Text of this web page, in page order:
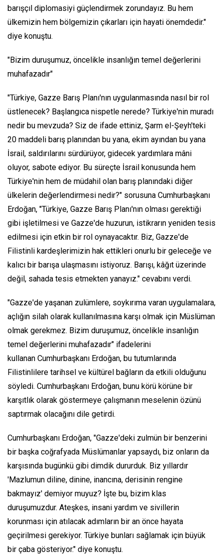
barışçıl diplomasiyi güçlendirmek zorundayız. Bu hem
ülkemizin hem bölgemizin çıkarları için hayati önemdedir."
diye konuştu.
"Bizim duruşumuz, öncelikle insanlığın temel değerlerini
muhafazadır"
"Türkiye, Gazze Barış Planı'nın uygulanmasında nasıl bir rol
üstlenecek? Başlangıca nispetle nerede? Türkiye'nin muradı
nedir bu mevzuda? Siz de ifade ettiniz, Şarm el-Şeyh'teki
20 maddeli barış planından bu yana, ekim ayından bu yana
İsrail, saldırılarını sürdürüyor, gidecek yardımlara mâni
oluyor, sabote ediyor. Bu süreçte İsrail konusunda hem
Türkiye'nin hem de müdahil olan barış planındaki diğer
ülkelerin değerlendirmesi nedir?" sorusuna Cumhurbaşkanı
Erdoğan, "Türkiye, Gazze Barış Planı'nın olması gerektiği
gibi işletilmesi ve Gazze'de huzurun, istikrarın yeniden tesis
edilmesi için etkin bir rol oynayacaktır. Biz, Gazze'de
Filistinli kardeşlerimizin hak ettikleri onurlu bir geleceğe ve
kalıcı bir barışa ulaşmasını istiyoruz. Barışı, kâğıt üzerinde
değil, sahada tesis etmekten yanayız." cevabını verdi.
"Gazze'de yaşanan zulümlere, soykırıma varan uygulamalara,
açlığın silah olarak kullanılmasına karşı olmak için Müslüman
olmak gerekmez. Bizim duruşumuz, öncelikle insanlığın
temel değerlerini muhafazadır" ifadelerini
kullanan Cumhurbaşkanı Erdoğan, bu tutumlarında
Filistinlilere tarihsel ve kültürel bağların da etkili olduğunu
söyledi. Cumhurbaşkanı Erdoğan, bunu körü körüne bir
karşıtlık olarak göstermeye çalışmanın meselenin özünü
saptırmak olacağını dile getirdi.
Cumhurbaşkanı Erdoğan, "Gazze'deki zulmün bir benzerini
bir başka coğrafyada Müslümanlar yapsaydı, biz onların da
karşısında bugünkü gibi dimdik dururduk. Biz yıllardır
'Mazlumun diline, dinine, inancına, derisinin rengine
bakmayız' demiyor muyuz? İşte bu, bizim klas
duruşumuzdur. Ateşkes, insani yardım ve sivillerin
korunması için atılacak adımların bir an önce hayata
geçirilmesi gerekiyor. Türkiye bunları sağlamak için büyük
bir çaba gösteriyor." diye konuştu.